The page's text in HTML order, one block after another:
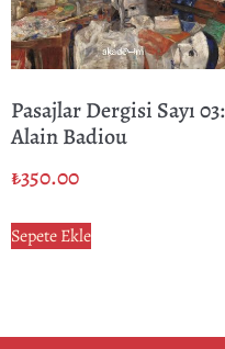
Pasajlar Dergisi Sayı 03:
Alain Badiou
₺350.00
Sepete Ekle